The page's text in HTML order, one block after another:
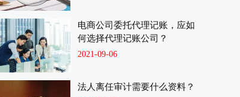
电商公司委托代理记账，应如
何选择代理记账公司？
2021-09-06
法人离任审计需要什么资料？